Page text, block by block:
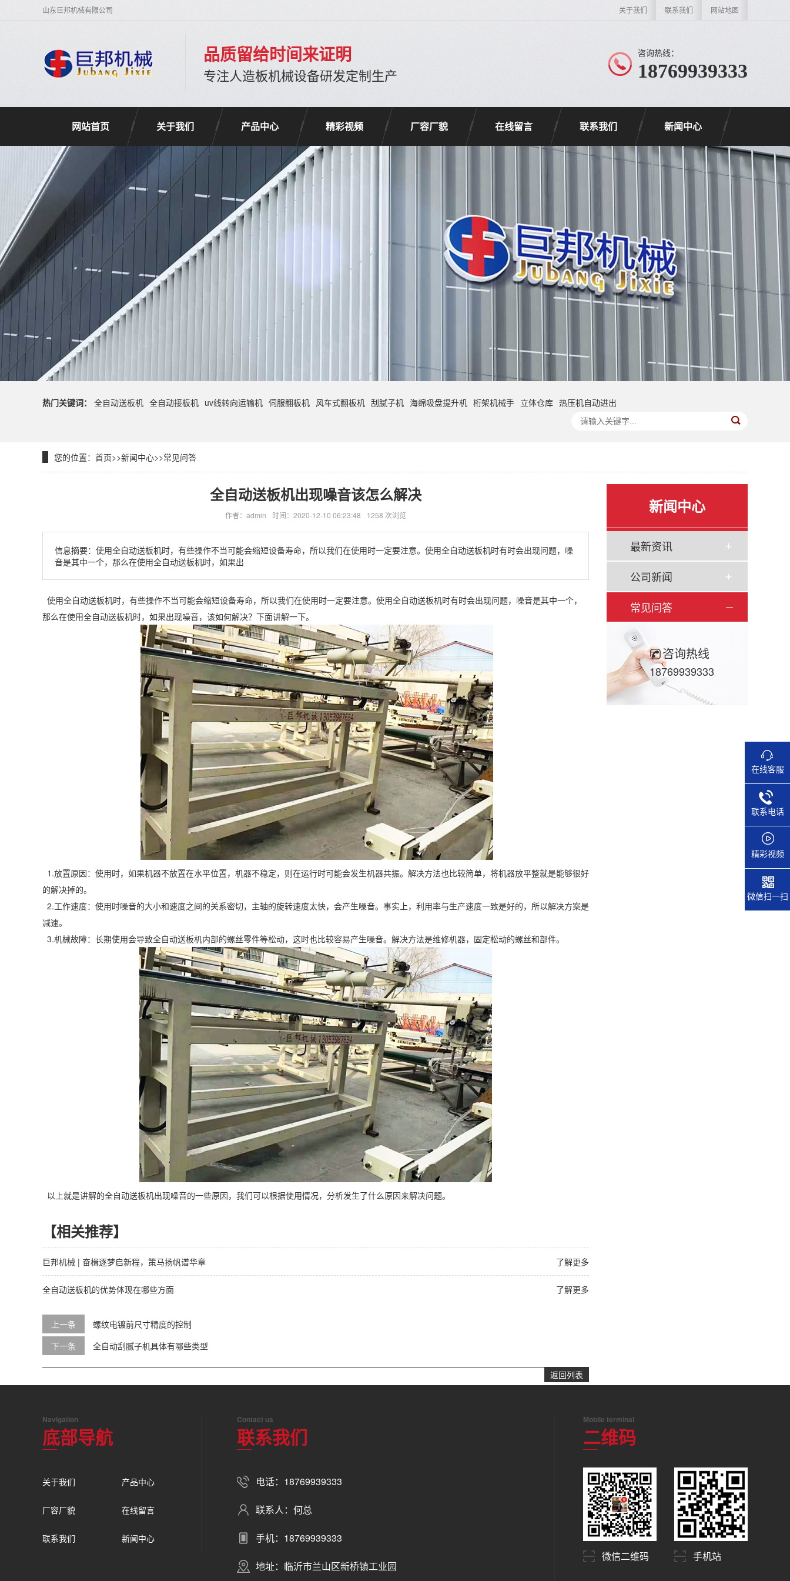
关于我们 联系我们 网站地图
山东巨邦机械有限公司
品质留给时间来证明
专注人造板机械设备研发定制生产
咨询热线：
18769939333
网站首页 关于我们 产品中心 精彩视频 厂容厂貌 在线留言 联系我们 新闻中心
热门关键词： 全自动送板机 全自动接板机 uv线转向运输机 伺服翻板机 风车式翻板机 刮腻子机 海绵吸盘提升机 桁架机械手 立体仓库 热压机自动进出
您的位置： 首页>>新闻中心>>常见问答
新闻中心
最新资讯
公司新闻
常见问答
咨询热线
18769939333
全自动送板机出现噪音该怎么解决
作者：admin 时间：2020-12-10 06:23:48 1258 次浏览
信息摘要： 使用全自动送板机时，有些操作不当可能会缩短设备寿命，所以我们在使用时一定要注意。使用全自动送板机时有时会出现问题，噪
音是其中一个，那么在使用全自动送板机时，如果出
使用全自动送板机时，有些操作不当可能会缩短设备寿命，所以我们在使用时一定要注意。使用全自动送板机时有时会出现问题，噪音是其中一个，
那么在使用全自动送板机时，如果出现噪音，该如何解决？下面讲解一下。
1.放置原因：使用时，如果机器不放置在水平位置，机器不稳定，则在运行时可能会发生机器共振。解决方法也比较简单，将机器放平整就是能够很好
的解决掉的。
2.工作速度：使用时噪音的大小和速度之间的关系密切，主轴的旋转速度太快，会产生噪音。事实上，利用率与生产速度一致是好的，所以解决方案是
减速。
3.机械故障：长期使用会导致全自动送板机内部的螺丝零件等松动，这时也比较容易产生噪音。解决方法是维修机器，固定松动的螺丝和部件。
以上就是讲解的全自动送板机出现噪音的一些原因，我们可以根据使用情况，分析发生了什么原因来解决问题。
【相关推荐】
了解更多
巨邦机械 | 奋楫逐梦启新程，策马扬帆谱华章
了解更多
全自动送板机的优势体现在哪些方面
上一条
螺纹电镀前尺寸精度的控制
下一条
全自动刮腻子机具体有哪些类型
返回列表
Navigation
底部导航
关于我们 产品中心
厂容厂貌 在线留言
联系我们 新闻中心
Contact us
联系我们
电话：18769939333
联系人：何总
手机：18769939333
地址：临沂市兰山区新桥镇工业园
Mobile terminal
二维码
微信二维码 手机站
在线客服
联系电话
精彩视频
微信扫一扫